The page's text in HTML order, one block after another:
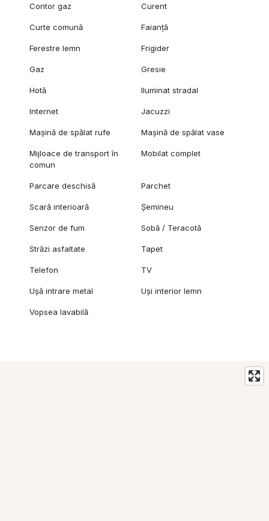
Contor gaz Curent
Curte comună Faianță
Ferestre lemn Frigider
Gaz Gresie
Hotă Iluminat stradal
Internet Jacuzzi
Mașină de spălat rufe Mașină de spălat vase
Mijloace de transport în
comun
Mobilat complet
Parcare deschisă Parchet
Scară interioară Șemineu
Senzor de fum Sobă / Teracotă
Străzi asfaltate Tapet
Telefon TV
Ușă intrare metal Uși interior lemn
Vopsea lavabilă